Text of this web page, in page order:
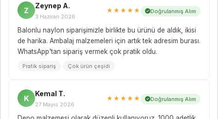
Z
Zeynep A.
3 Haziran 2026
★★★★★ Doğrulanmış Alım
Balonlu naylon siparişimizle birlikte bu ürünü de aldık, ikisi
de harika. Ambalaj malzemeleri için artık tek adresim burası.
WhatsApp'tan sipariş vermek çok pratik oldu.
Pratik sipariş Çok ürün çeşidi
K
Kemal T.
27 Mayıs 2026
★★★★★ Doğrulanmış Alım